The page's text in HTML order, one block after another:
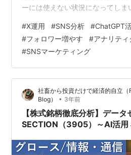
ーには使えない状況になってし
くない…」「フォロワーを増やし
ればいいかわからない…」 そんな
おすすめしたいのが、 ChatGPT
ートです！！ 一緒にやり方やコ
しょう！！ 今回のブログで分か
の分析パートナ…
#X運用 #SNS分析 #ChatGPT
#フォロワー増やす #アナリテ
#SNSマーケティング
社畜から投資だけで経済的自立
Blog）
• 3年前
【株式銘柄徹底分析】デー
SECTION（3905）～AI活用